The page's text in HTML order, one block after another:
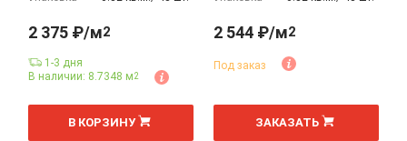
2 375 ₽/м2
1-3 дня
В наличии: 8.7348 м2
м
В КОРЗИНУ
2 544 ₽/м2
Под заказ
м
ЗАКАЗАТЬ